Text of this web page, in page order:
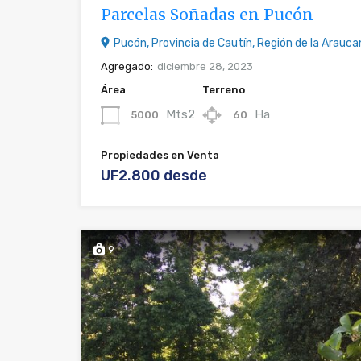
Parcelas Soñadas en Pucón
Pucón, Provincia de Cautín, Región de la
Agregado: diciembre 28, 2023
Área
5000 Mts2
Terreno
60 Ha
Propiedades en Venta
UF2.800 desde
9